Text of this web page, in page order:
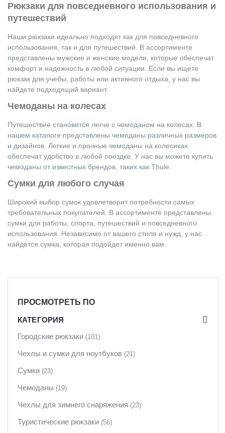
Рюкзаки для повседневного использования и
путешествий
Наши рюкзаки идеально подходят как для повседневного
использования, так и для путешествий. В ассортименте
представлены мужские и женские модели, которые обеспечат
комфорт и надежность в любой ситуации. Если вы ищете
рюкзак для учебы, работы или активного отдыха, у нас вы
найдете подходящий вариант.
Чемоданы на колесах
Путешествие становится легче с чемоданом на колесах. В
нашем каталоге представлены чемоданы различных размеров
и дизайнов. Легкие и прочные чемоданы на колесиках
обеспечат удобство в любой поездке. У нас вы можете купить
чемоданы от известных брендов, таких как Thule.
Сумки для любого случая
Широкий выбор сумок удовлетворит потребности самых
требовательных покупателей. В ассортименте представлены
сумки для работы, спорта, путешествий и повседневного
использования. Независимо от вашего стиля и нужд, у нас
найдется сумка, которая подойдет именно вам.
ПРОСМОТРЕТЬ ПО
КАТЕГОРИЯ
Городские рюкзаки (101)
Чехлы и сумки для ноутбуков (21)
Сумки (23)
Чемоданы (19)
Чехлы для зимнего снаряжения (23)
Туристические рюкзаки (56)